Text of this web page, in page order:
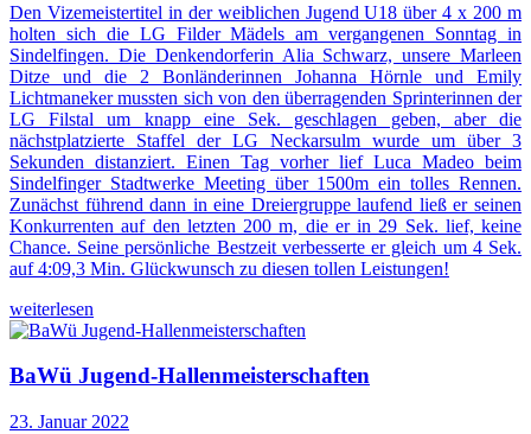
Den Vizemeistertitel in der weiblichen Jugend U18 über 4 x 200 m
holten sich die LG Filder Mädels am vergangenen Sonntag in
Sindelfingen. Die Denkendorferin Alia Schwarz, unsere Marleen
Ditze und die 2 Bonländerinnen Johanna Hörnle und Emily
Lichtmaneker mussten sich von den überragenden Sprinterinnen der
LG Filstal um knapp eine Sek. geschlagen geben, aber die
nächstplatzierte Staffel der LG Neckarsulm wurde um über 3
Sekunden distanziert. Einen Tag vorher lief Luca Madeo beim
Sindelfinger Stadtwerke Meeting über 1500m ein tolles Rennen.
Zunächst führend dann in eine Dreiergruppe laufend ließ er seinen
Konkurrenten auf den letzten 200 m, die er in 29 Sek. lief, keine
Chance. Seine persönliche Bestzeit verbesserte er gleich um 4 Sek.
auf 4:09,3 Min. Glückwunsch zu diesen tollen Leistungen!
weiterlesen
BaWü Jugend-Hallenmeisterschaften
23. Januar 2022